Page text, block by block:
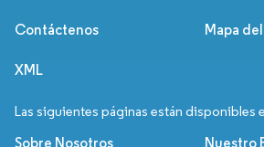
Contáctenos Mapa
XML
Las siguientes páginas están disponibles
Sobre Nosotros Nuestro